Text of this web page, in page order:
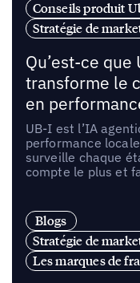
Conseils produit
Stratégie de
Qu’est-ce que
transforme le
en
UB-I est l’IA
performance
surveille chaque
compte le plus et
Blogs
Stratégie de
Les marques de